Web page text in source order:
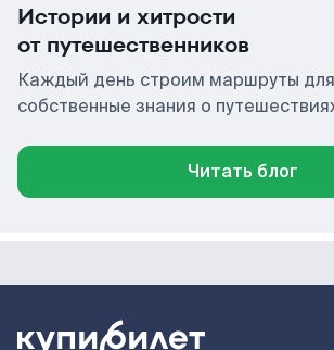
Истории и хитрости
от путешественников
Каждый день строим маршруты для
собственные знания о
Читать блог